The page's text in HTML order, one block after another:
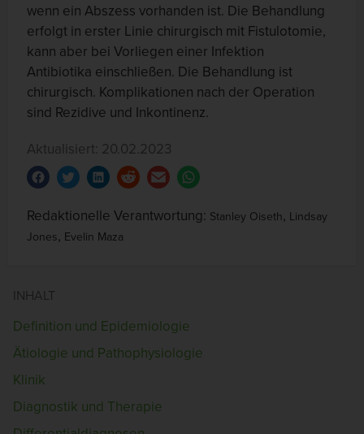
wenn ein Abszess vorhanden ist. Die Behandlung
erfolgt in erster Linie chirurgisch mit Fistulotomie,
kann aber bei Vorliegen einer Infektion
Antibiotika einschließen. Die Behandlung ist
chirurgisch. Komplikationen nach der Operation
sind Rezidive und Inkontinenz.
Aktualisiert: 20.02.2023
Redaktionelle Verantwortung: Stanley Oiseth, Lindsay
Jones, Evelin Maza
INHALT
Definition und Epidemiologie
Ätiologie und Pathophysiologie
Klinik
Diagnostik und Therapie